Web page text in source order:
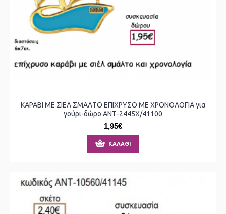
ΚΑΡΑΒΙ ΜΕ ΣΙΕΛ ΣΜΑΛΤΟ ΕΠΙΧΡΥΣΟ ΜΕ ΧΡΟΝΟΛΟΓΙΑ για
γούρι-δώρο ΑΝΤ-2445Χ/41100
1,95€
ΚΑΛΆΘΙ